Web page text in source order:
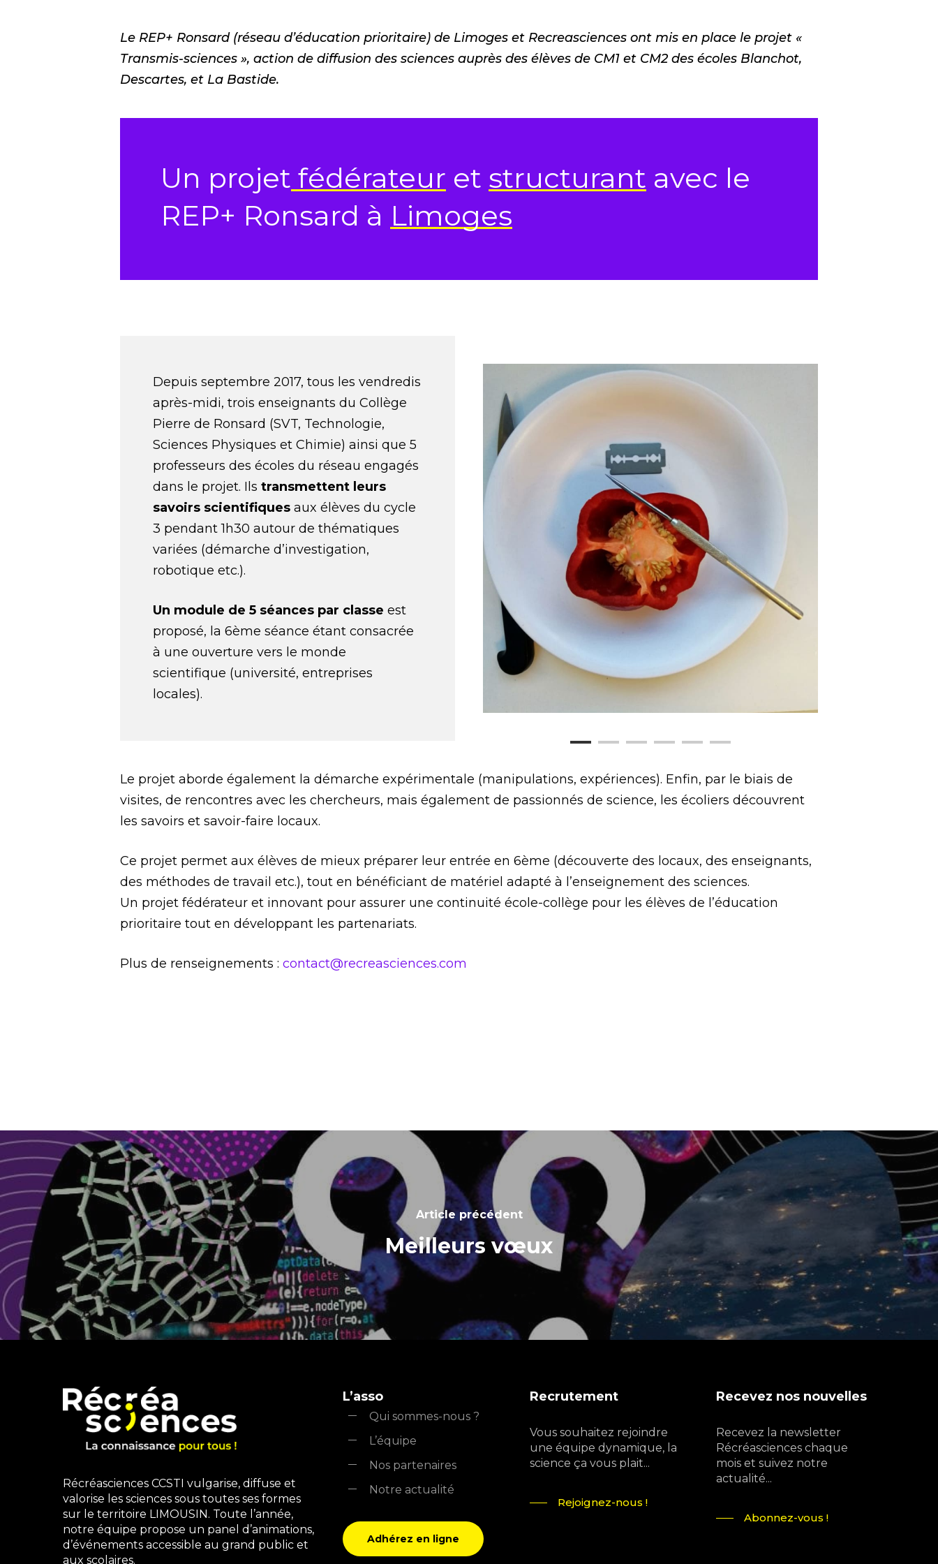
Le REP+ Ronsard (réseau d’éducation prioritaire) de Limoges et Recreasciences ont mis en place le projet «
Transmis-sciences », action de diffusion des sciences auprès des élèves de CM1 et CM2 des écoles Blanchot,
Descartes, et La Bastide.
Un projet fédérateur et structurant avec le
REP+ Ronsard à Limoges
Depuis septembre 2017, tous les vendredis
après-midi, trois enseignants du Collège
Pierre de Ronsard (SVT, Technologie,
Sciences Physiques et Chimie) ainsi que 5
professeurs des écoles du réseau engagés
dans le projet. Ils transmettent leurs
savoirs scientifiquesaux élèves du cycle
3 pendant 1h30 autour de thématiques
variées (démarche d’investigation,
robotique etc.).
Un module de 5 séances par classe est
proposé, la 6ème séance étant consacrée
à une ouverture vers le monde
scientifique (université, entreprises
locales).
Le projet aborde également la démarche expérimentale (manipulations, expériences). Enfin, par le biais de
visites, de rencontres avec les chercheurs, mais également de passionnés de science, les écoliers découvrent
les savoirs et savoir-faire locaux.
Ce projet permet aux élèves de mieux préparer leur entrée en 6ème (découverte des locaux, des enseignants,
des méthodes de travail etc.), tout en bénéficiant de matériel adapté à l’enseignement des sciences.
Un projet fédérateur et innovant pour assurer une continuité école-collège pour les élèves de l’éducation
prioritaire tout en développant les partenariats.
Plus de renseignements : contact@recreasciences.com
Article précédent
Meilleurs vœux
Récréasciences CCSTI vulgarise, diffuse et
valorise les sciences sous toutes ses formes
sur le territoire LIMOUSIN. Toute l’année,
notre équipe propose un panel d’animations,
d’événements accessible au grand public et
aux scolaires.
L’asso
Qui sommes-nous ?
L’équipe
Nos partenaires
Notre actualité
Adhérez en ligne
Recrutement
Vous souhaitez rejoindre
une équipe dynamique, la
science ça vous plait...
Rejoignez-nous !
Recevez nos nouvelles
Recevez la newsletter
Récréasciences chaque
mois et suivez notre
actualité...
Abonnez-vous !